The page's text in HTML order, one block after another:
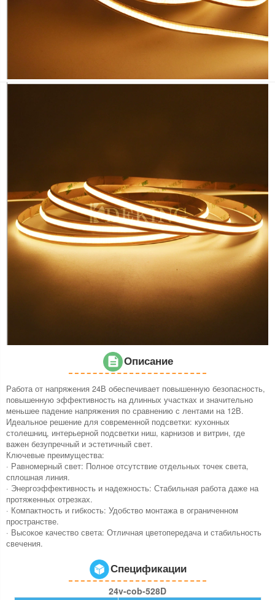
Описание
Работа от напряжения 24В обеспечивает повышенную безопасность,
повышенную эффективность на длинных участках и значительно
меньшее падение напряжения по сравнению с лентами на 12В.
Идеальное решение для современной подсветки: кухонных
столешниц, интерьерной подсветки ниш, карнизов и витрин, где
важен безупречный и эстетичный свет.
Ключевые преимущества:
· Равномерный свет: Полное отсутствие отдельных точек света,
сплошная линия.
· Энергоэффективность и надежность: Стабильная работа даже на
протяженных отрезках.
· Компактность и гибкость: Удобство монтажа в ограниченном
пространстве.
· Высокое качество света: Отличная цветопередача и стабильность
свечения.
Спецификации
24v-cob-528D